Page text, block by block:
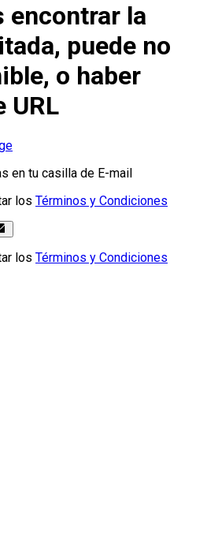
encontrar la
puede no
o haber
URL
en tu casilla de E-mail
los Términos y Condiciones
los Términos y Condiciones